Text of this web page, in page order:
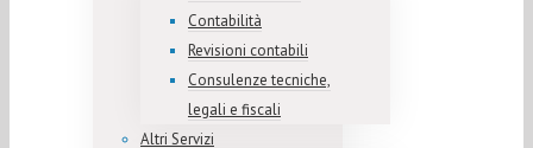
Contabilità
Revisioni contabili
Consulenze tecniche,
legali e fiscali
Altri Servizi